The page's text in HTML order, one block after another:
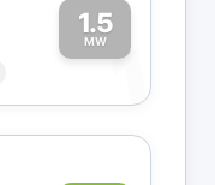
1.5
MW1